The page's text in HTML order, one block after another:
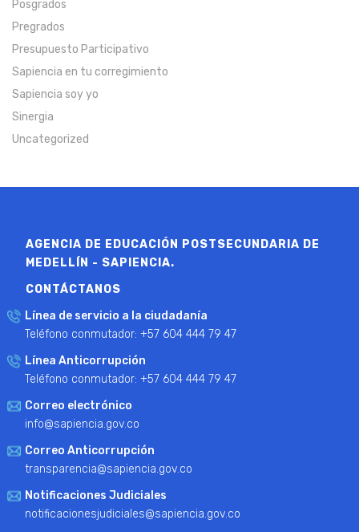
Posgrados
Pregrados
Presupuesto Participativo
Sapiencia en tu corregimiento
Sapiencia soy yo
Sinergia
Uncategorized
AGENCIA DE EDUCACIÓN POSTSECUNDARIA DE
MEDELLÍN - SAPIENCIA.
CONTÁCTANOS
Línea de servicio a la ciudadanía
Teléfono conmutador: +57 604 444 79 47
Línea Anticorrupción
Teléfono conmutador: +57 604 444 79 47
Correo electrónico
info@sapiencia.gov.co
Correo Anticorrupción
transparencia@sapiencia.gov.co
Notificaciones Judiciales
notificacionesjudiciales@sapiencia.gov.co